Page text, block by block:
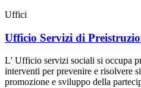
Uffici
Ufficio Servizi di
L' Ufficio servizi sociali si occupa
interventi per prevenire e risolvere
promozione e sviluppo della